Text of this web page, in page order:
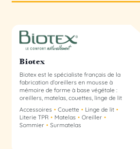
Biotex membre du collectif
Biotex
Biotex est le spécialiste français de la
fabrication d’oreillers en mousse à
mémoire de forme à base végétale :
oreillers, matelas, couettes, linge de lit
Accessoires
Couette
Linge de lit
Literie TPR
Matelas
Oreiller
Sommier
Surmatelas